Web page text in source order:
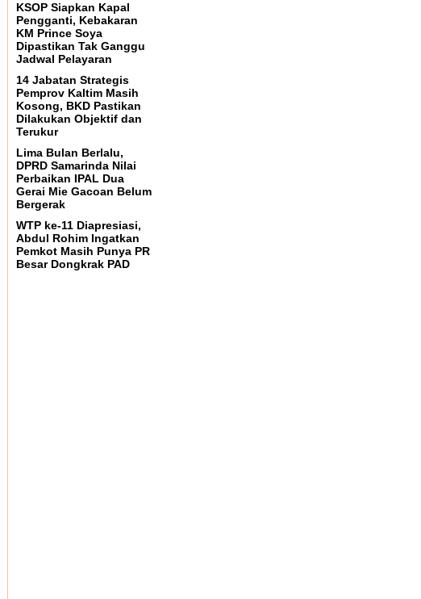
KSOP Siapkan Kapal
Pengganti, Kebakaran
KM Prince Soya
Dipastikan Tak Ganggu
Jadwal Pelayaran
14 Jabatan Strategis
Pemprov Kaltim Masih
Kosong, BKD Pastikan
Dilakukan Objektif dan
Terukur
Lima Bulan Berlalu,
DPRD Samarinda Nilai
Perbaikan IPAL Dua
Gerai Mie Gacoan Belum
Bergerak
WTP ke-11 Diapresiasi,
Abdul Rohim Ingatkan
Pemkot Masih Punya PR
Besar Dongkrak PAD